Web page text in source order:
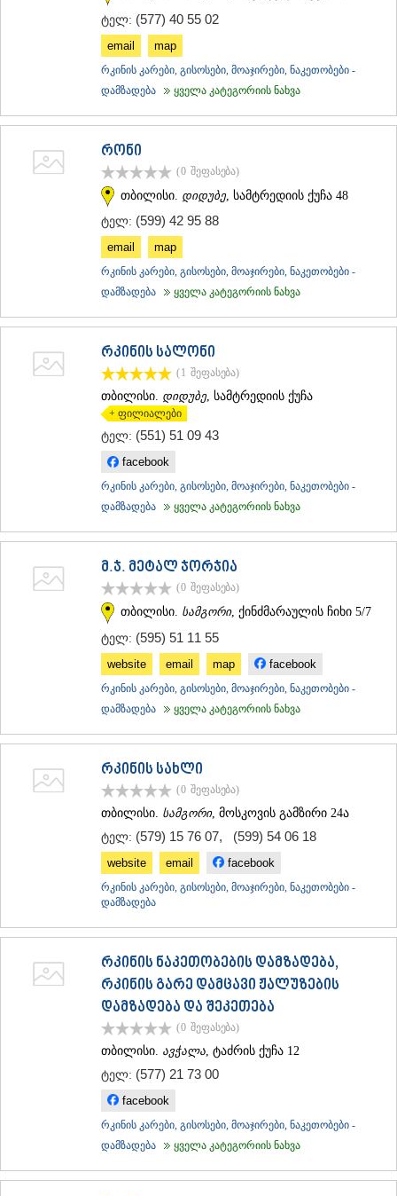
ᲡᲐᲛᲔᲒᲠᲔᲚᲝ/ᲖᲔᲛᲝ ᲡᲕᲐᲜᲔᲗᲘ
ᲤᲝᲗᲘ
ᲬᲐᲚᲔᲜᲯᲘᲮᲐ
ᲡᲐᲛᲪᲮᲔ–ᲯᲐᲕᲐᲮᲔᲗᲘ
ᲐᲮᲐᲚᲥᲐᲚᲐᲥᲘ
ᲑᲝᲠᲯᲝᲛᲘ
ᲐᲑᲐᲡᲗᲣᲛᲐᲜᲘ
ᲑᲐᲙᲣᲠᲘᲐᲜᲘ
ᲥᲕᲔᲛᲝ ᲥᲐᲠᲗᲚᲘ
ᲗᲔᲗᲠᲘᲬᲧᲐᲠᲝ
ᲬᲐᲚᲙᲐ
ᲒᲝᲠᲘ
ტელ: (577) 40 55 02
email map
რკინის კარები, გისოსები, მოაჯირები, ნაკეთობები -
დამზადება
ყველა კატეგორიის ნახვა
რონი
(0 შეფასება)
თბილისი. დიდუბე , სამტრედიის ქუჩა 48
ტელ: (599) 42 95 88
email map
რკინის კარები, გისოსები, მოაჯირები, ნაკეთობები -
დამზადება
ყველა კატეგორიის ნახვა
რკინის სალონი
(1 შეფასება)
თბილისი. დიდუბე, სამტრედიის ქუჩა
+ ფილიალები
ტელ: (551) 51 09 43
facebook
რკინის კარები, გისოსები, მოაჯირები, ნაკეთობები -
დამზადება
ყველა კატეგორიის ნახვა
მ.ჯ. მეტალ ჯორჯია
(0 შეფასება)
თბილისი. სამგორი, ქინძმარაულის ჩიხი 5/7
ტელ: (595) 51 11 55
website email map facebook
რკინის კარები, გისოსები, მოაჯირები, ნაკეთობები -
დამზადება
ყველა კატეგორიის ნახვა
რკინის სახლი
(0 შეფასება)
თბილისი. სამგორი, მოსკოვის გამზირი 24ა
ტელ: (579) 15 76 07, (599) 54 06 18
website email facebook
რკინის კარები, გისოსები, მოაჯირები, ნაკეთობები -
დამზადება
რკინის ნაკეთობების დამზადება,
რკინის გარე დამცავი ჟალუზების
დამზადება და შეკეთება
(0 შეფასება)
თბილისი. ავჭალა , ტაძრის ქუჩა 12
ტელ: (577) 21 73 00
facebook
რკინის კარები, გისოსები, მოაჯირები, ნაკეთობები -
დამზადება
ყველა კატეგორიის ნახვა